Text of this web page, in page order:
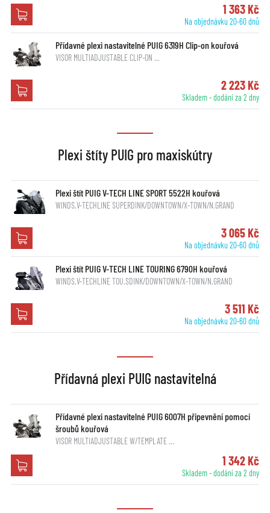
1 363 Kč
Na objednávku 20-60 dnů
Přídavné plexi nastavitelné PUIG 6319H Clip-on kouřová
VISOR MULTIADJUSTABLE CLIP-ON …
2 223 Kč
Skladem - dodání za 2 dny
Plexi štíty PUIG pro maxiskútry
Plexi štít PUIG V-TECH LINE SPORT 5522H kouřová
WINDS.V-TECHLINE SUPERDINK/DOWNTOWN/X-TOWN/N.GRAND
3 065 Kč
Na objednávku 20-60 dnů
Plexi štít PUIG V-TECH LINE TOURING 6790H kouřová
WINDS.V-TECHLINE TOU.SDINK/DOWNTOWN/X-TOWN/N.GRAND
3 511 Kč
Na objednávku 20-60 dnů
Přídavná plexi PUIG nastavitelná
Přídavné plexi nastavitelné PUIG 6007H připevnění pomocí
šroubů kouřová
VISOR MULTIADJUSTABLE W/TEMPLATE …
1 342 Kč
Skladem - dodání za 2 dny